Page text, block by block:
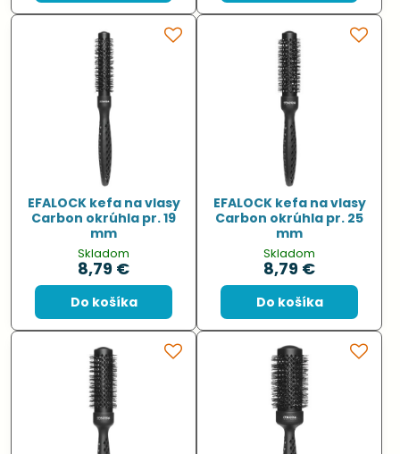
EFALOCK kefa na vlasy
Carbon okrúhla pr. 19
mm
Skladom
8,79 €
Do košíka
EFALOCK kefa na vlasy
Carbon okrúhla pr. 25
mm
Skladom
8,79 €
Do košíka